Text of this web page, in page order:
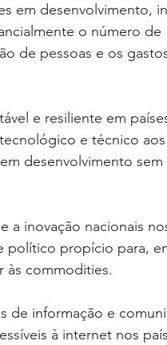
em desenvolvimento,
o número de
de pessoas e os
e resiliente em
e técnico aos
desenvolvimento
inovação nacionais
político propício para,
às commodities.
de informação e
à internet nos